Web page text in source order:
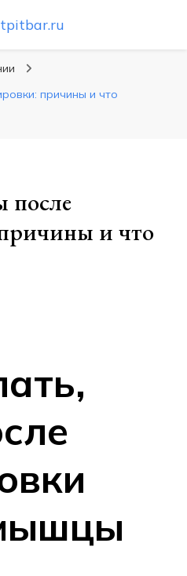
правильные
тренировок
причины и что
и что